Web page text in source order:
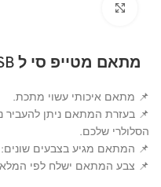
מתאם מטייפ סי ל USB
📌 מתאם איכותי עשוי מתכת.
📌 בעזרת המתאם ניתן להעביר
הסלולרי שלכם.
📌 המתאם מגיע בצבעים שונים:
📌 צבע המתאם ישלח לפי